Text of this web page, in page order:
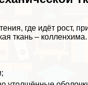
где идёт рост,
ткань –